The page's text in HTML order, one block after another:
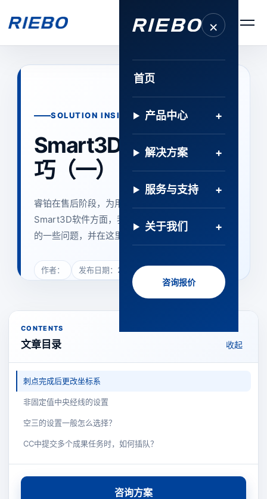
×
首页
产品中心
解决方案
服务与支持
关于我们
咨询报价
SOLUTION INSIGHT · 解决方案
Smart3D软件实用技
巧（一）
睿铂在售后阶段，为用户解决了许多问题。在
Smart3D软件方面，我们总结了用户遇见次数最高
的一些问题，并在这里…
作者： 发布日期：2023年6月13日
CONTENTS
文章目录 收起
刺点完成后更改坐标系
非固定值中央经线的设置
空三的设置一般怎么选择？
CC中提交多个成果任务时，如何插队？
咨询方案